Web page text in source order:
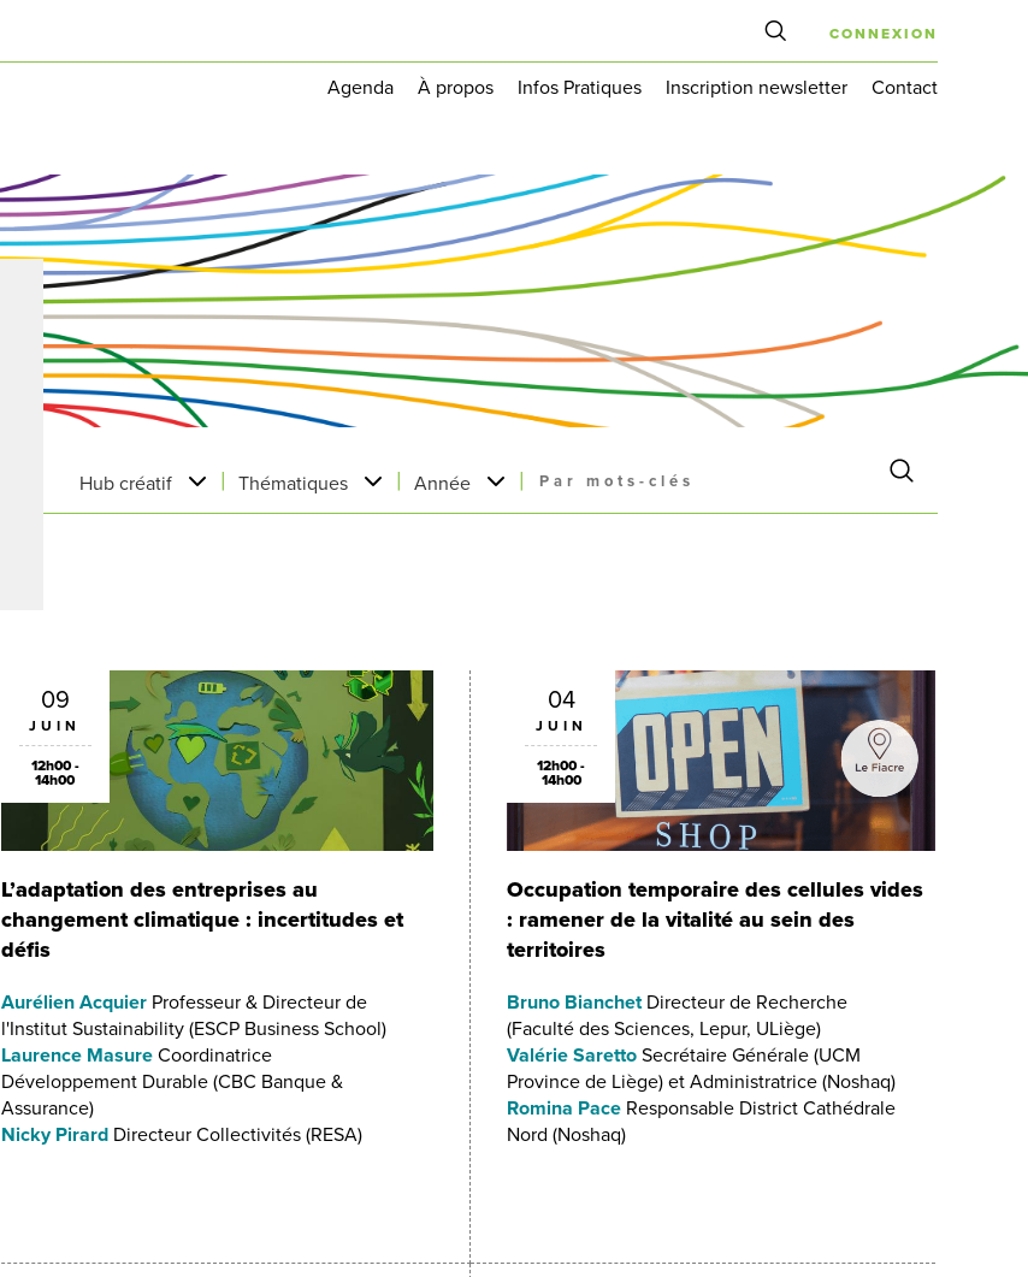
Agenda À propos Infos Pratiques Inscription newsletter Contact
CONNEXION
Hub créatif | Thématiques | Année |
09
JUIN
12h00 -
14h00
L’adaptation des entreprises au
changement climatique : incertitudes et
défis
Aurélien AcquierProfesseur & Directeur de
l'Institut Sustainability (ESCP Business School)
Laurence MasureCoordinatrice
Développement Durable (CBC Banque &
Assurance)
Nicky PirardDirecteur Collectivités (RESA)
04
JUIN
12h00 -
14h00
Occupation temporaire des cellules vides
: ramener de la vitalité au sein des
territoires
Bruno BianchetDirecteur de Recherche
(Faculté des Sciences, Lepur, ULiège)
Valérie Saretto Secrétaire Générale (UCM
Province de Liège) et Administratrice (Noshaq)
Romina Pace Responsable District Cathédrale
Nord (Noshaq)